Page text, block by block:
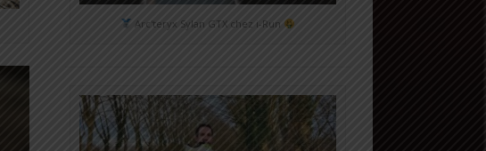
Arc'teryx Sylan GTX chez i-Run